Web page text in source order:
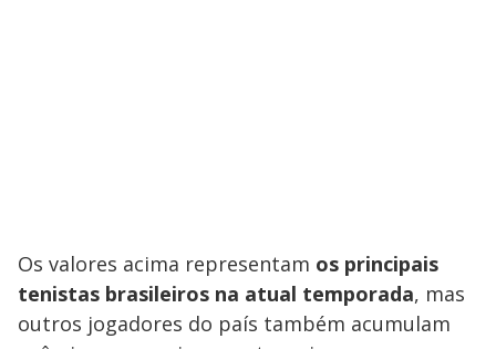
Os valores acima representam os principais
tenistas brasileiros na atual temporada, mas
outros jogadores do país também acumulam